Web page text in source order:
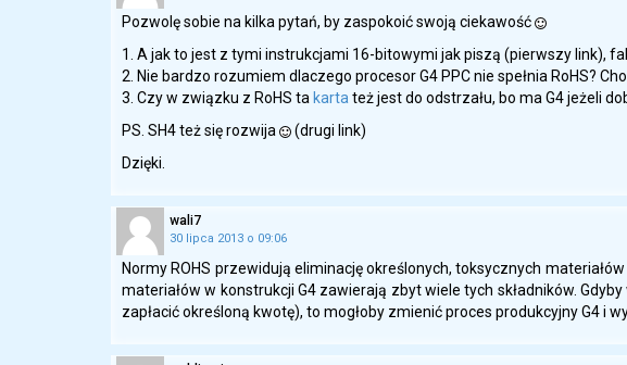
Pozwolę sobie na kilka pytań, by zaspokoić swoją ciekawość
1. A jak to jest z tymi instrukcjami 16-bitowymi jak piszą (pierwszy link),
2. Nie bardzo rozumiem dlaczego procesor G4 PPC nie spełnia RoHS?
3. Czy w związku z RoHS ta karta też jest do odstrzału, bo ma G4 jeżeli
PS. SH4 też się rozwija
(drugi link)
Dzięki.
wali7
30 lipca 2013 o 09:06
Normy ROHS przewidują eliminację określonych, toksycznych
materiałów w konstrukcji G4 zawierają zbyt wiele tych składników.
zapłacić określoną kwotę), to mogłoby zmienić proces produkcyjny G4 i